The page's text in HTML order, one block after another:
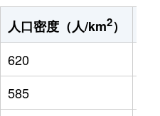
人口密度（人/km2）
620
585